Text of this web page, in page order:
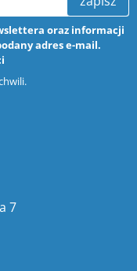
oraz informacji
adres e-mail.
7